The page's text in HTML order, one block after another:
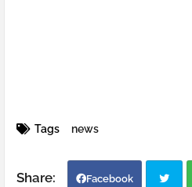
Tags news
Facebook